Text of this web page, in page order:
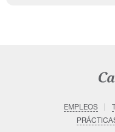
EMPLEOS